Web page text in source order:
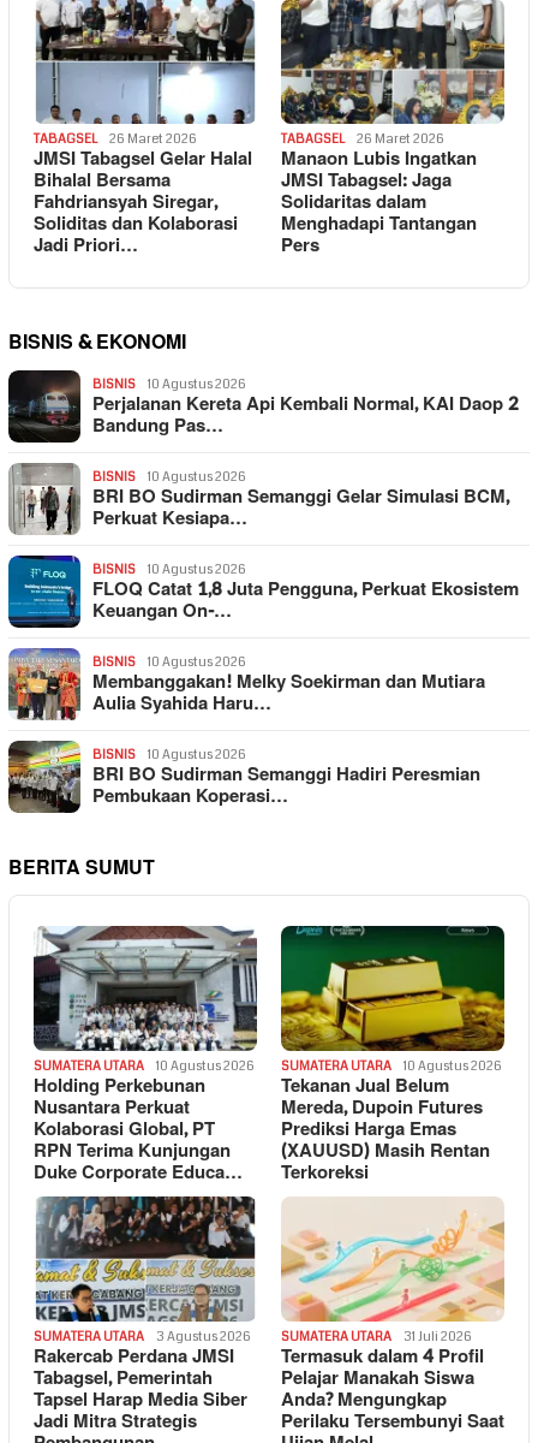
TABAGSEL 26 Maret 2026
JMSI Tabagsel Gelar Halal
Bihalal Bersama
Fahdriansyah Siregar,
Soliditas dan Kolaborasi
Jadi Priori…
TABAGSEL 26 Maret 2026
Manaon Lubis Ingatkan
JMSI Tabagsel: Jaga
Solidaritas dalam
Menghadapi Tantangan
Pers
BISNIS & EKONOMI
BISNIS 10 Agustus 2026
Perjalanan Kereta Api Kembali Normal, KAI Daop 2
Bandung Pas…
BISNIS 10 Agustus 2026
BRI BO Sudirman Semanggi Gelar Simulasi BCM,
Perkuat Kesiapa…
BISNIS 10 Agustus 2026
FLOQ Catat 1,8 Juta Pengguna, Perkuat Ekosistem
Keuangan On-…
BISNIS 10 Agustus 2026
Membanggakan! Melky Soekirman dan Mutiara
Aulia Syahida Haru…
BISNIS 10 Agustus 2026
BRI BO Sudirman Semanggi Hadiri Peresmian
Pembukaan Koperasi…
BERITA SUMUT
SUMATERA UTARA 10 Agustus 2026
Holding Perkebunan
Nusantara Perkuat
Kolaborasi Global, PT
RPN Terima Kunjungan
Duke Corporate Educa…
SUMATERA UTARA 10 Agustus 2026
Tekanan Jual Belum
Mereda, Dupoin Futures
Prediksi Harga Emas
(XAUUSD) Masih Rentan
Terkoreksi
SUMATERA UTARA 3 Agustus 2026
Rakercab Perdana JMSI
Tabagsel, Pemerintah
Tapsel Harap Media Siber
Jadi Mitra Strategis
SUMATERA UTARA 31 Juli 2026
Termasuk dalam 4 Profil
Pelajar Manakah Siswa
Anda? Mengungkap
Perilaku Tersembunyi Saat